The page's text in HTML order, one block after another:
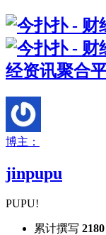
经资讯聚合
博主：
jinpupu
PUPU!
累计撰写 2180